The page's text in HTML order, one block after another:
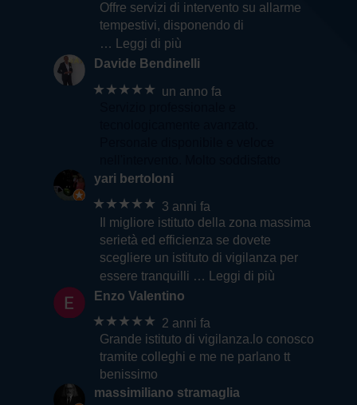
Offre servizi di intervento su allarme
tempestivi, disponendo di
… Leggi di più
Davide Bendinelli
★★★★★ un anno fa
yari bertoloni
★★★★★ 3 anni fa
Il migliore istituto della zona massima
serietà ed efficienza se dovete
scegliere un istituto di vigilanza per
essere tranquilli … Leggi di più
Enzo Valentino
★★★★★ 2 anni fa
Grande istituto di vigilanza.lo conosco
tramite colleghi e me ne parlano tt
benissimo
massimiliano stramaglia